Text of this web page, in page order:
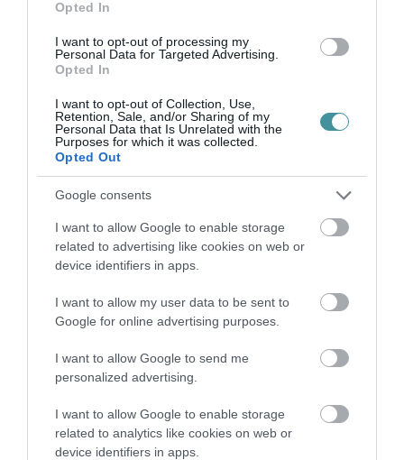
Opted In
I want to opt-out of processing my
Personal Data for Targeted Advertising.
Opted In
I want to opt-out of Collection, Use,
Retention, Sale, and/or Sharing of my
Personal Data that Is Unrelated with the
Purposes for which it was collected.
Opted Out
Google consents
I want to allow Google to enable storage
related to advertising like cookies on web or
device identifiers in apps.
I want to allow my user data to be sent to
Google for online advertising purposes.
I want to allow Google to send me
personalized advertising.
I want to allow Google to enable storage
related to analytics like cookies on web or
device identifiers in apps.
kell biztosítania a fejlesztések megvalósulását
és a megfelelő minőséget. Az építőipari
gyakorlatban nem ritka, hogy egy projekt során
utólagos műszaki igények merülnek fel,
azonban ezek teljesítésének minőségét
ugyanúgy ellenőrizni kell, mint az eredeti
szerződésben szereplő munkákat. A mostani
döntés azt jelzi, hogy Eger önkormányzata az
elkészült és megfelelőnek ítélt fejlesztéseket
kifizeti, ugyanakkor a vitatott minőségű
vizsgálatok lezárása után rendezi. Az eset arra
is ráirányítja a figyelmet, hogy a városi
infrastruktúra állapotának romlása gyakran a
beruházások eredeti terveinek módosítását
teszi szükségessé, ami újabb műszaki és
pénzügyi kérdéseket vethet fel.